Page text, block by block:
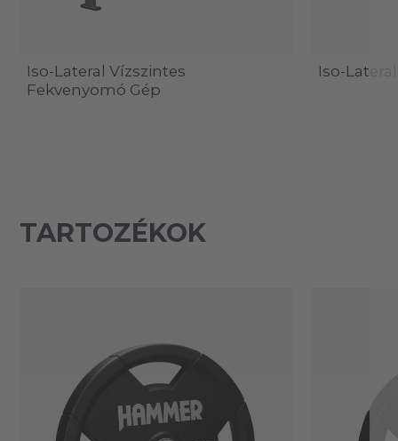
Iso-Lateral Vízszintes
Fekvenyomó Gép
Iso-
TARTOZÉKOK